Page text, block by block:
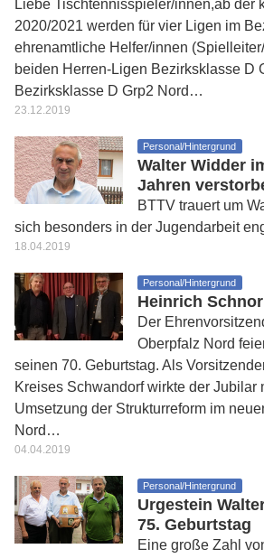
Liebe Tischtennisspieler/innen,ab der
2020/2021 werden für vier Ligen im
ehrenamtliche Helfer/innen
beiden Herren-Ligen Bezirksklasse D
Bezirksklasse D Grp2 Nord…
23.12.2019
Personal/Hintergrund
Walter Widder
Jahren
BTTV trauert um
sich besonders in der Jugendarbeit
18.04.2019
Personal/Hintergrund
Heinrich
Der
Oberpfalz Nord
seinen 70. Geburtstag. Als
Kreises Schwandorf wirkte der Jubilar
Umsetzung der Strukturreform im
Nord…
04.04.2019
Personal/Hintergrund
Urgestein
75. Geburtstag
Eine große Zahl